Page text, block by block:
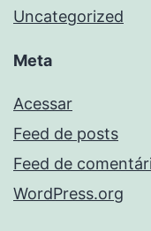
Uncategorized
Meta
Acessar
Feed de posts
Feed de
WordPress.org